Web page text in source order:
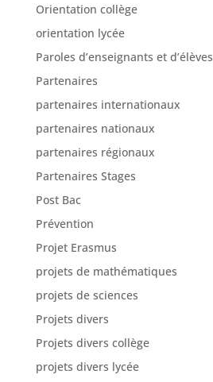
Orientation collège
orientation lycée
Paroles d’enseignants et d’élèves
Partenaires
partenaires internationaux
partenaires nationaux
partenaires régionaux
Partenaires Stages
Post Bac
Prévention
Projet Erasmus
projets de mathématiques
projets de sciences
Projets divers
Projets divers collège
projets divers lycée